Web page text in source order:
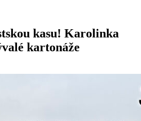
kasu! Karolinka
kartonáže